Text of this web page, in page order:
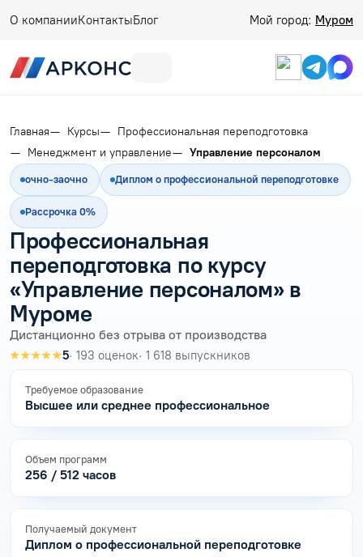
О компанииКонтактыБлог Мой город: Муром
Главная Курсы
Профессиональная переподготовка
Менеджмент и управление
Управление персоналом
очно-заочно Диплом о профессиональной переподготовке
Рассрочка 0%
Профессиональная
переподготовка по курсу
«Управление персоналом» в
Муроме
Дистанционно без отрыва от производства
★★★★★5· 193 оценок· 1 618 выпускников
Требуемое образование
Высшее или среднее профессиональное
Объем программ
256 / 512 часов
Получаемый документ
Диплом о профессиональной переподготовке